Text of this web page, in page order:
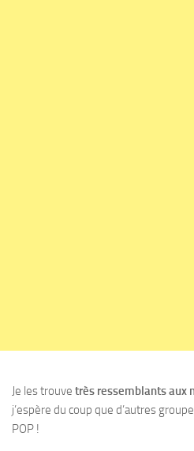
Je les trouve très ressemblants aux
j’espère du coup que d’autres
POP !